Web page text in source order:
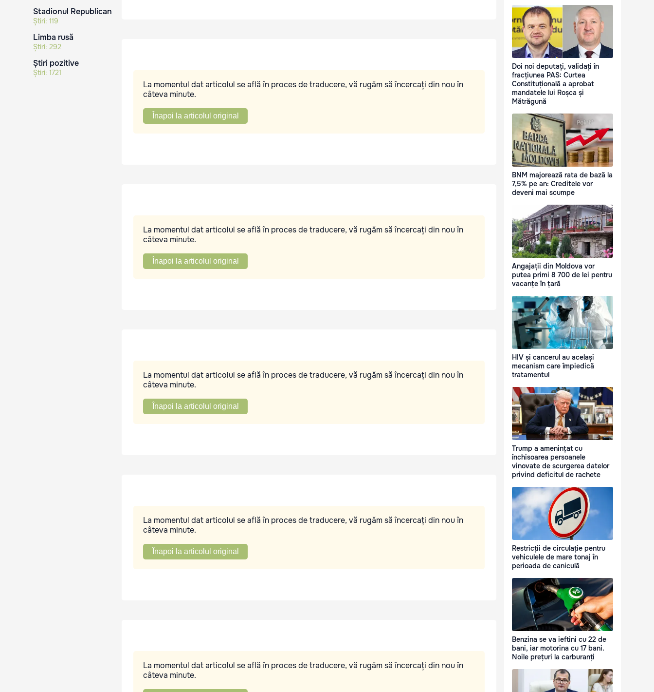
Stadionul Republican
Știri: 119
Limba rusă
Știri: 292
Știri pozitive
Știri: 1721
La momentul dat articolul se află în proces de traducere, vă rugăm să încercați din nou în
câteva minute.
Înapoi la articolul original
La momentul dat articolul se află în proces de traducere, vă rugăm să încercați din nou în
câteva minute.
Înapoi la articolul original
La momentul dat articolul se află în proces de traducere, vă rugăm să încercați din nou în
câteva minute.
Înapoi la articolul original
La momentul dat articolul se află în proces de traducere, vă rugăm să încercați din nou în
câteva minute.
Înapoi la articolul original
La momentul dat articolul se află în proces de traducere, vă rugăm să încercați din nou în
câteva minute.
Doi noi deputați, validați în
fracțiunea PAS: Curtea
Constituțională a aprobat
mandatele lui Roșca și
Mătrăgună
BNM majorează rata de bază la
7,5% pe an: Creditele vor
deveni mai scumpe
Angajații din Moldova vor
putea primi 8 700 de lei pentru
vacanțe în țară
HIV și cancerul au același
mecanism care împiedică
tratamentul
Trump a amenințat cu
închisoarea persoanele
vinovate de scurgerea datelor
privind deficitul de rachete
Restricții de circulație pentru
vehiculele de mare tonaj în
perioada de caniculă
Benzina se va ieftini cu 22 de
bani, iar motorina cu 17 bani.
Noile prețuri la carburanți